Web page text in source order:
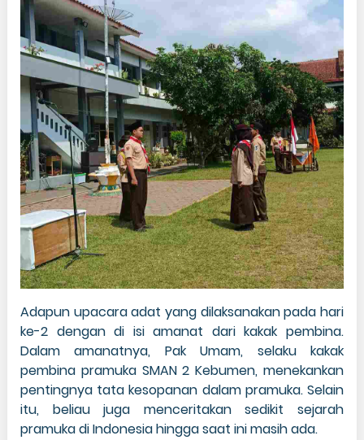
Adapun upacara adat yang dilaksanakan pada hari
ke-2 dengan di isi amanat dari kakak pembina.
Dalam amanatnya, Pak Umam, selaku kakak
pembina pramuka SMAN 2 Kebumen, menekankan
pentingnya tata kesopanan dalam pramuka. Selain
itu, beliau juga menceritakan sedikit sejarah
pramuka di Indonesia hingga saat ini masih ada.